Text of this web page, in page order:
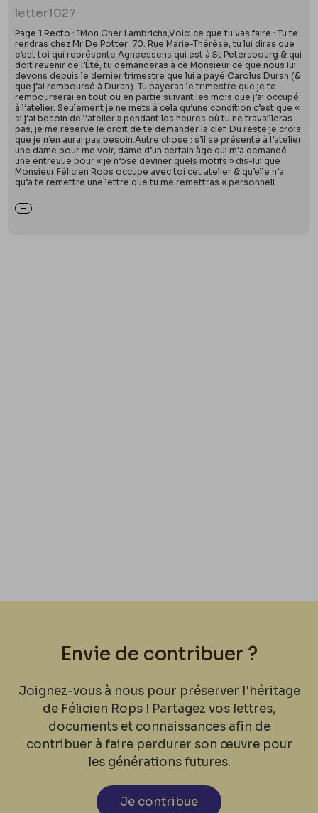
letter1027
Page 1 Recto : 1Mon Cher Lambrichs,Voici ce que tu vas faire : Tu te
rendras chez Mr De Potter 70. Rue Marie-Thérèse, tu lui diras que
c’est toi qui représente Agneessens qui est à St Petersbourg & qui
doit revenir de l’Été, tu demanderas à ce Monsieur ce que nous lui
devons depuis le dernier trimestre que lui a payé Carolus Duran (&
que j’ai remboursé à Duran). Tu payeras le trimestre que je te
rembourserai en tout ou en partie suivant les mois que j’ai occupé
à l’atelier. Seulement je ne mets à cela qu’une condition c’est que «
si j’ai besoin de l’atelier » pendant les heures où tu ne travailleras
pas, je me réserve le droit de te demander la clef. Du reste je crois
que je n’en aurai pas besoin.Autre chose : s’il se présente à l’atelier
une dame pour me voir, dame d’un certain âge qui m’a demandé
une entrevue pour « je n’ose deviner quels motifs » dis-lui que
Monsieur Félicien Rops occupe avec toi cet atelier & qu’elle n’a
qu’a te remettre une lettre que tu me remettras « personnell
Envie de contribuer ?
Joignez-vous à nous pour préserver l'héritage
de Félicien Rops ! Partagez vos lettres,
documents et connaissances afin de
contribuer à faire perdurer son œuvre pour
les générations futures.
Je contribue